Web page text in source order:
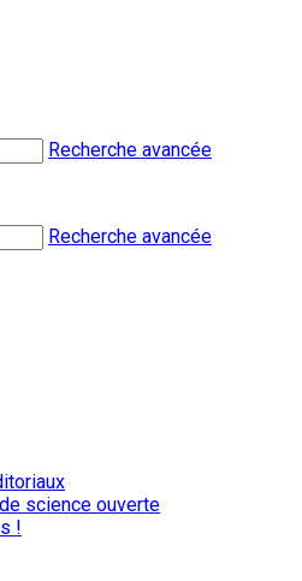
Recherche avancée
Recherche avancée
science ouverte
!